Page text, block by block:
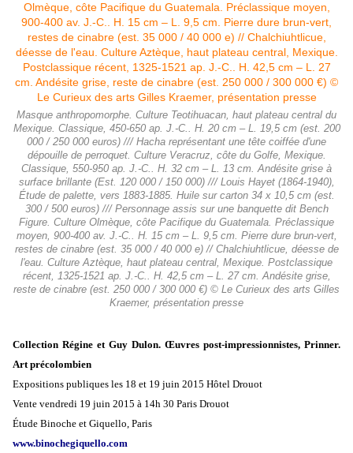
Masque anthropomorphe. Culture Teotihuacan, haut plateau central du
Mexique. Classique, 450-650 ap. J.-C.. H. 20 cm – L. 19,5 cm (est. 200
000 / 250 000 euros) /// Hacha représentant une tête coiffée d'une
dépouille de perroquet. Culture Veracruz, côte du Golfe, Mexique.
Classique, 550-950 ap. J.-C.. H. 32 cm – L. 13 cm. Andésite grise à
surface brillante (Est. 120 000 / 150 000) /// Louis Hayet (1864-1940),
Étude de palette, vers 1883-1885. Huile sur carton 34 x 10,5 cm (est.
300 / 500 euros) /// Personnage assis sur une banquette dit Bench
Figure. Culture Olmèque, côte Pacifique du Guatemala. Préclassique
moyen, 900-400 av. J.-C.. H. 15 cm – L. 9,5 cm. Pierre dure brun-vert,
restes de cinabre (est. 35 000 / 40 000 e) // Chalchiuhtlicue, déesse de
l'eau. Culture Aztèque, haut plateau central, Mexique. Postclassique
récent, 1325-1521 ap. J.-C.. H. 42,5 cm – L. 27 cm. Andésite grise,
reste de cinabre (est. 250 000 / 300 000 €) © Le Curieux des arts Gilles
Kraemer, présentation presse
Collection Régine et Guy Dulon. Œuvres post-impressionnistes, Prinner.
Art précolombien
Expositions publiques les 18 et 19 juin 2015 Hôtel Drouot
Vente vendredi 19 juin 2015 à 14h 30 Paris Drouot
Étude Binoche et Giquello, Paris
www.binochegiquello.com